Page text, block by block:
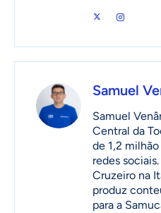
Samuel
Samuel
Central da
de 1,2
redes
Cruzeiro na
produz
para a